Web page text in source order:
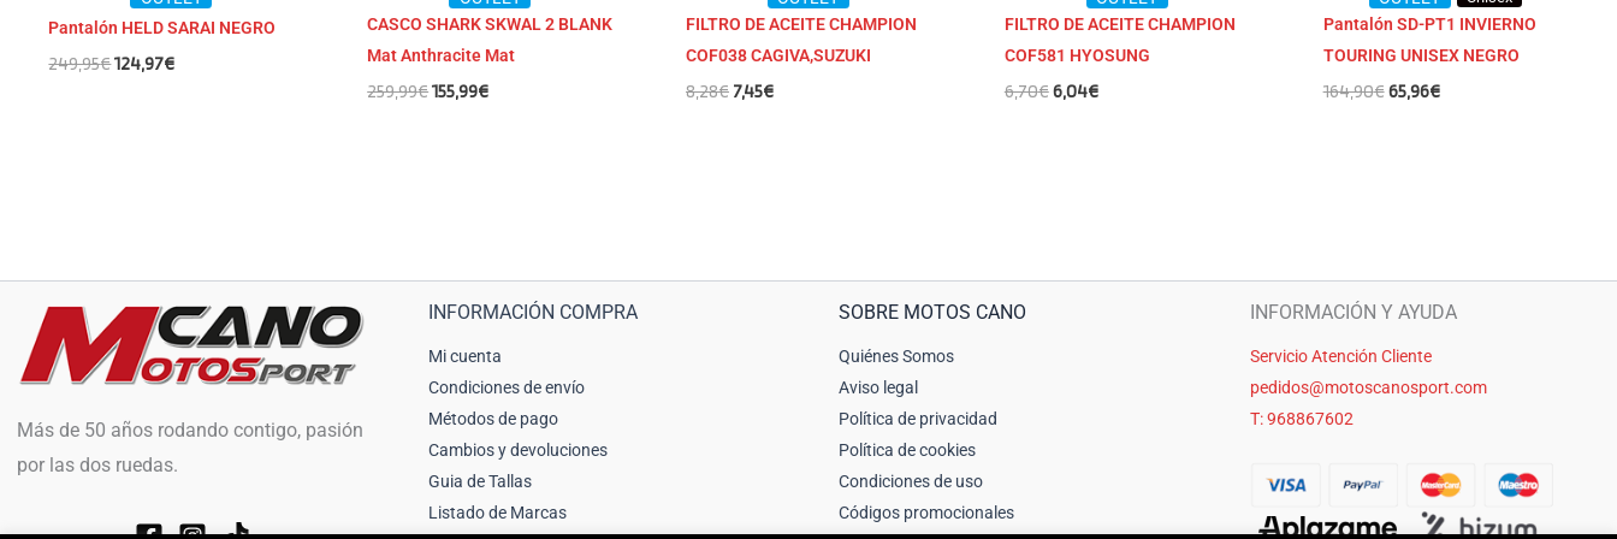
Pantalón HELD SARAI NEGRO
249,95€124,97€
CASCO SHARK SKWAL 2 BLANK
Mat Anthracite Mat
259,99€155,99€
FILTRO DE ACEITE CHAMPION
COF038 CAGIVA,SUZUKI
8,28€ 7,45€
FILTRO DE ACEITE CHAMPION
COF581 HYOSUNG
6,70€6,04€
Pantalón SD-PT1 INVIERNO
TOURING UNISEX NEGRO
164,90€65,96€
Más de 50 años rodando contigo, pasión
por las dos ruedas.
INFORMACIÓN COMPRA
Mi cuenta
Condiciones de envío
Métodos de pago
Cambios y devoluciones
Guia de Tallas
Listado de Marcas
SOBRE MOTOS CANO
Quiénes Somos
Aviso legal
Política de privacidad
Política de cookies
Condiciones de uso
Códigos promocionales
INFORMACIÓN Y AYUDA
Servicio Atención Cliente
pedidos@motoscanosport.com
T: 968867602